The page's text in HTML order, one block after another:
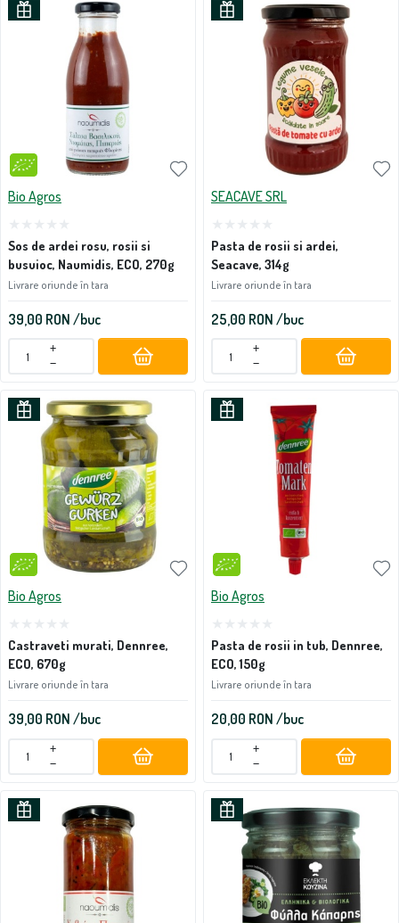
Bio Agros
Sos de ardei rosu, rosii si
busuioc, Naumidis, ECO, 270g
Livrare oriunde în tara
39,00 RON /buc
+
−
SEACAVE SRL
Pasta de rosii si ardei,
Seacave, 314g
Livrare oriunde în tara
25,00 RON /buc
+
−
Bio Agros
Castraveti murati, Dennree,
ECO, 670g
Livrare oriunde în tara
39,00 RON /buc
+
−
Bio Agros
Pasta de rosii in tub, Dennree,
ECO, 150g
Livrare oriunde în tara
20,00 RON /buc
+
−